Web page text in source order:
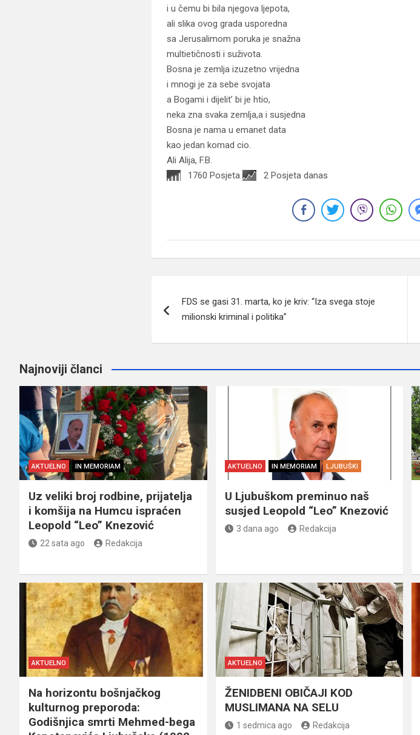
i u čemu bi bila njegova ljepota,
ali slika ovog grada usporedna
sa Jerusalimom poruka je snažna
multietičnosti i suživota.
Bosna je zemlja izuzetno vrijedna
i mnogi je za sebe svojata
a Bogami i dijelit’ bi je htio,
neka zna svaka zemlja,a i susjedna
Bosna je nama u emanet data
kao jedan komad cio.
Ali Alija, F.B.
1760 Posjeta
2 Posjeta danas
članaka
FDS se gasi 31. marta, ko je kriv: “Iza svega stoje
milionski kriminal i politika”
Najnoviji članci
AKTUELNO IN MEMORIAM
Uz veliki broj rodbine, prijatelja
i komšija na Humcu ispraćen
Leopold “Leo” Knezović
22 sata ago Redakcija
AKTUELNO IN MEMORIAM LJUBUŠKI
U Ljubuškom preminuo naš
susjed Leopold “Leo” Knezović
3 dana ago Redakcija
AKTUELNO
Na horizontu bošnjačkog
kulturnog preporoda:
Godišnjica smrti Mehmed-bega
AKTUELNO
ŽENIDBENI OBIČAJI KOD
MUSLIMANA NA SELU
1 sedmica ago Redakcija